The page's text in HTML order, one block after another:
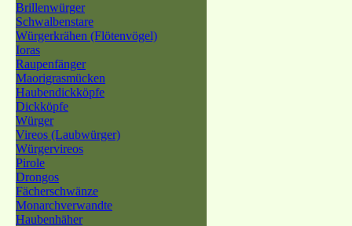
Brillenwürger
Schwalbenstare
Würgerkrähen (Flötenvögel)
Ioras
Raupenfänger
Maorigrasmücken
Haubendickköpfe
Dickköpfe
Würger
Vireos (Laubwürger)
Würgervireos
Pirole
Drongos
Fächerschwänze
Monarchverwandte
Haubenhäher